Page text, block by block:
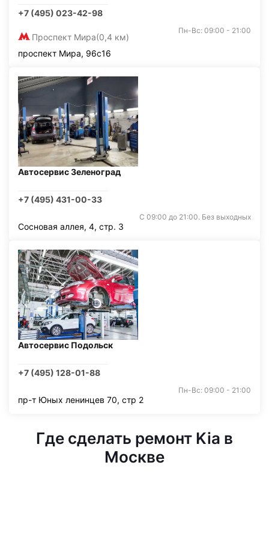
+7 (495) 023-42-98
Проспект Мира(0,4 км)
Пн-Вс: 09:00 - 21:00
проспект Мира, 96с16
Автосервис Зеленоград
+7 (495) 431-00-33
С 09:00 до 21:00. Без выходных
Сосновая аллея, 4, стр. 3
Автосервис Подольск
+7 (495) 128-01-88
Пн-Вс: 09:00 - 21:00
пр-т Юных ленинцев 70, стр 2
Где сделать ремонт Kia в
Москве